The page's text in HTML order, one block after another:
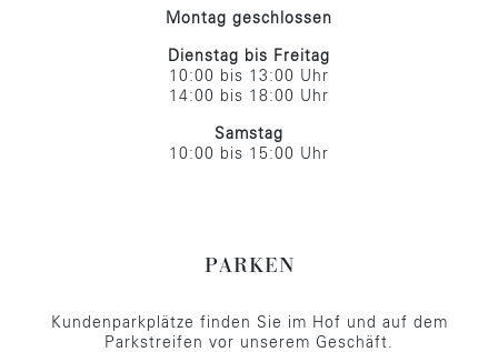
Montag geschlossen
Dienstag bis Freitag
10:00 bis 13:00 Uhr
14:00 bis 18:00 Uhr
Samstag
10:00 bis 15:00 Uhr
PARKEN
Kundenparkplätze finden Sie im Hof und auf dem
Parkstreifen vor unserem Geschäft.